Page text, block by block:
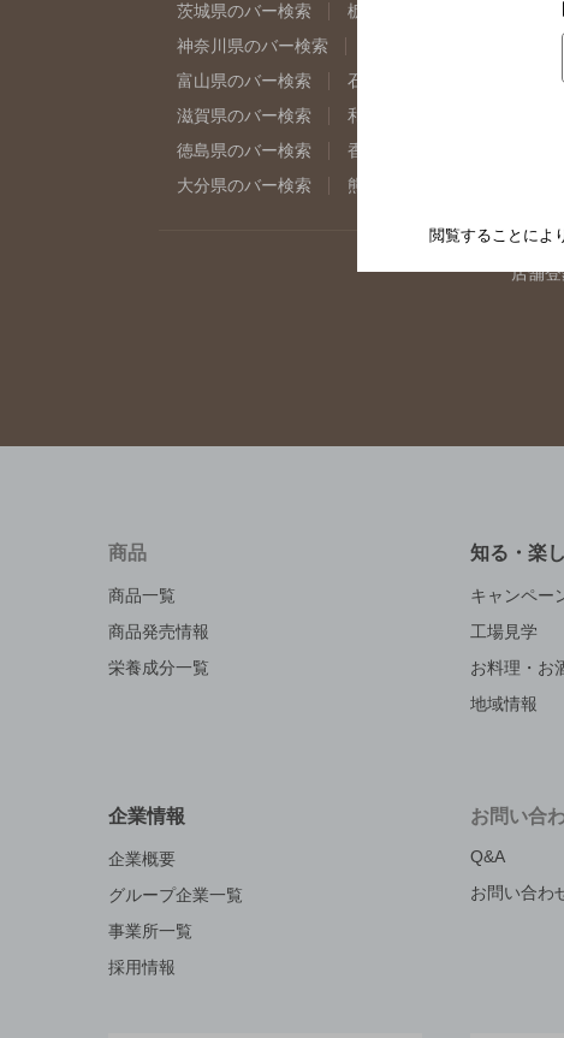
茨城県のバー検索
栃木県のバー検索 群馬
神奈川県のバー検索
埼
富山県のバー検索
石川県のバー検索 福井
滋賀県のバー検索
和歌山県のバー検索
徳島県のバー検索
香川県のバー検索
大分県のバー検索
熊本県のバー検索
店舗
商品
商品一覧
商品発売情報
栄養成分一覧
知る・楽
キャンペー
工場見学
お料理・お
地域情報
企業情報
企業概要
グループ企業一覧
事業所一覧
採用情報
お問い合
Q&A
お問い合わ
閲覧することによ